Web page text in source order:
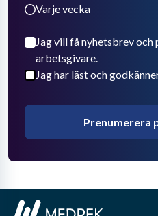
Varje vecka
Jag vill få nyhetsbrev och
arbetsgivare.
Jag har läst och
Prenumerera